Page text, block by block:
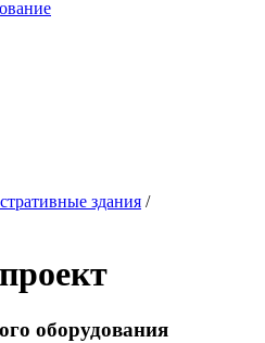
здания /
оборудования